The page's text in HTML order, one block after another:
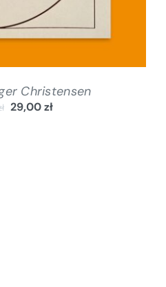
Christensen
29,00zł